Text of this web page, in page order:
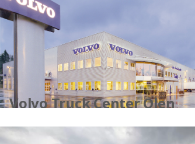
Volvo Truck Center Olen